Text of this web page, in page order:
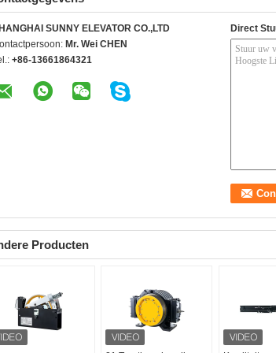
SUNNY ELEVATOR CO.,LTD
Mr. Wei CHEN
+86-13661864321
Direct
Producten